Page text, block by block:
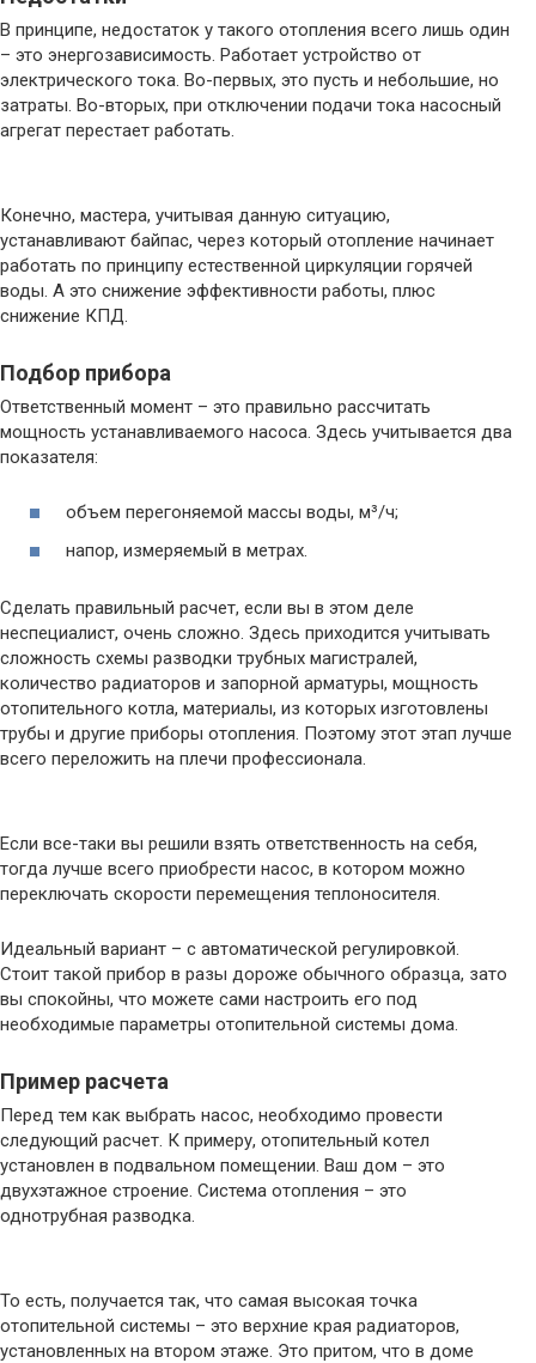
В принципе, недостаток у такого отопления всего лишь один
– это энергозависимость. Работает устройство от
электрического тока. Во-первых, это пусть и небольшие, но
затраты. Во-вторых, при отключении подачи тока насосный
агрегат перестает работать.
Конечно, мастера, учитывая данную ситуацию,
устанавливают байпас, через который отопление начинает
работать по принципу естественной циркуляции горячей
воды. А это снижение эффективности работы, плюс
снижение КПД.
Подбор прибора
Ответственный момент – это правильно рассчитать
мощность устанавливаемого насоса. Здесь учитывается два
показателя:
объем перегоняемой массы воды, м³/ч;
напор, измеряемый в метрах.
Сделать правильный расчет, если вы в этом деле
неспециалист, очень сложно. Здесь приходится учитывать
сложность схемы разводки трубных магистралей,
количество радиаторов и запорной арматуры, мощность
отопительного котла, материалы, из которых изготовлены
трубы и другие приборы отопления. Поэтому этот этап лучше
всего переложить на плечи профессионала.
Если все-таки вы решили взять ответственность на себя,
тогда лучше всего приобрести насос, в котором можно
переключать скорости перемещения теплоносителя.
Идеальный вариант – с автоматической регулировкой.
Стоит такой прибор в разы дороже обычного образца, зато
вы спокойны, что можете сами настроить его под
необходимые параметры отопительной системы дома.
Пример расчета
Перед тем как выбрать насос, необходимо провести
следующий расчет. К примеру, отопительный котел
установлен в подвальном помещении. Ваш дом – это
двухэтажное строение. Система отопления – это
однотрубная разводка.
То есть, получается так, что самая высокая точка
отопительной системы – это верхние края радиаторов,
установленных на втором этаже. Это притом, что в доме